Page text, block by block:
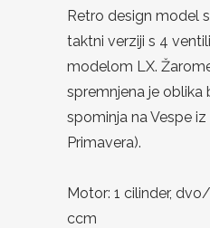
Retro design model
taktni verziji s 4
modelom LX.
spremnjena je oblika
spominja na Vespe
Primavera).
Motor: 1 cilinder,
ccm